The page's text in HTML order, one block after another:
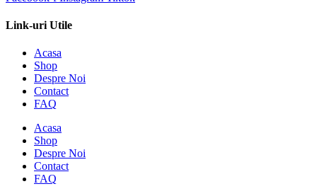
Link-uri Utile
Acasa
Shop
Despre Noi
Contact
FAQ
Acasa
Shop
Despre Noi
Contact
FAQ